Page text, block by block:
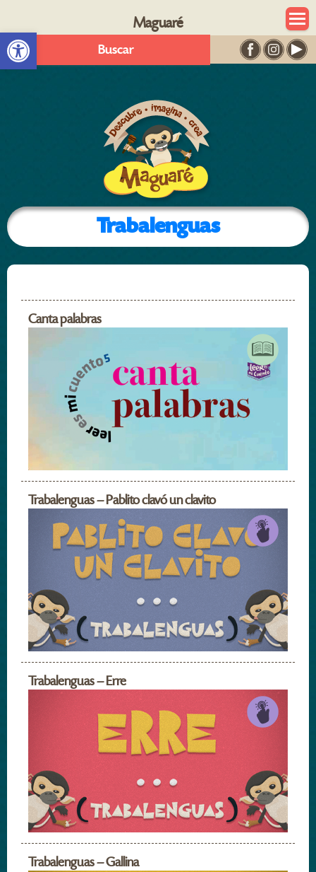
Abrir barra de herramientas
Maguaré
Buscar
Trabalenguas
Canta palabras
Trabalenguas – Pablito clavó un clavito
Trabalenguas – Erre
Trabalenguas – Gallina